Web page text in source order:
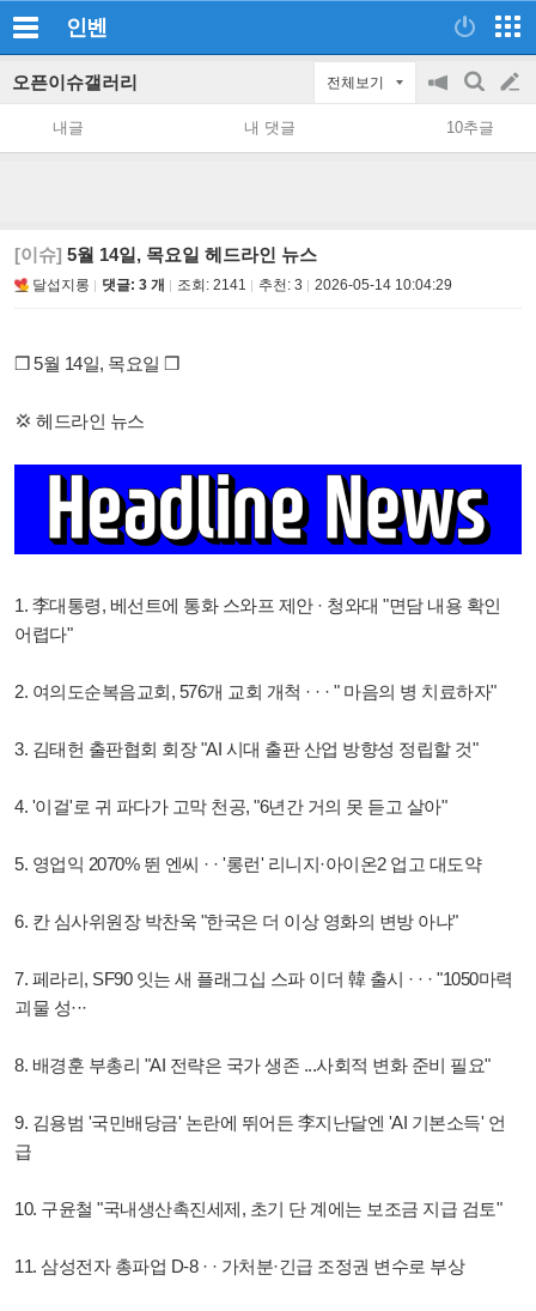
인벤
오픈이슈갤러리 전체보기
공
지
on/off
검
색
글
쓰
내글 내 댓글 10추글
[이슈] 5월 14일, 목요일 헤드라인 뉴스
달섭지롱 댓글: 3 개 조회: 2141 추천: 3 2026-05-14 10:04:29
❒ 5월 14일, 목요일 ❒
💢 헤드라인 뉴스
1. 李대통령, 베선트에 통화 스와프 제안 · 청와대 "면담 내용 확인
어렵다"
2. 여의도순복음교회, 576개 교회 개척 · · · " 마음의 병 치료하자"
3. 김태헌 출판협회 회장 "AI 시대 출판 산업 방향성 정립할 것"
4. '이걸'로 귀 파다가 고막 천공, "6년간 거의 못 듣고 살아"
5. 영업익 2070% 뛴 엔씨 · · '롱런' 리니지·아이온2 업고 대도약
6. 칸 심사위원장 박찬욱 "한국은 더 이상 영화의 변방 아냐"
7. 페라리, SF90 잇는 새 플래그십 스파 이더 韓 출시 · · · "1050마력
괴물 성···
8. 배경훈 부총리 "AI 전략은 국가 생존 ...사회적 변화 준비 필요"
9. 김용범 '국민배당금' 논란에 뛰어든 李지난달엔 'AI 기본소득' 언
급
10. 구윤철 "국내생산촉진세제, 초기 단 계에는 보조금 지급 검토"
11. 삼성전자 총파업 D-8 · · 가처분·긴급 조정권 변수로 부상